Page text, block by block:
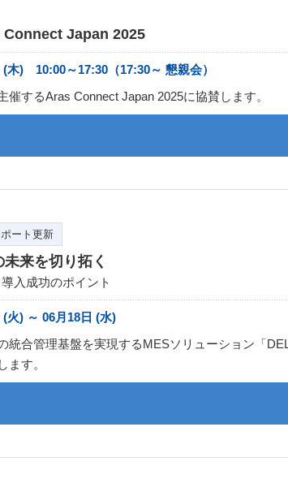
Connect Japan 2025
) 10:00～17:30（17:30～ 懇親会）
するAras Connect Japan 2025に協賛します。
ート更新
未来を切り拓く
入成功のポイント
(火) ～ 06月18日 (水)
統合管理基盤を実現するMESソリューション「
ます。